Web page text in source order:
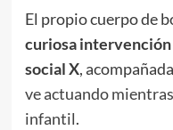
El propio cuerpo de
curiosa intervención
social X,
ve actuando
infantil.